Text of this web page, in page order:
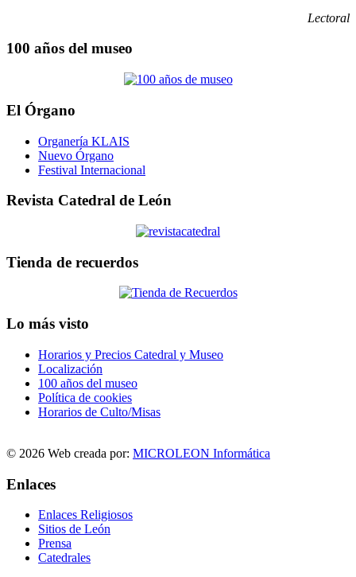
Lectoral
100 años del museo
El Órgano
Organería KLAIS
Nuevo Órgano
Festival Internacional
Revista Catedral de León
Tienda de recuerdos
Lo más visto
Horarios y Precios Catedral y Museo
Localización
100 años del museo
Política de cookies
Horarios de Culto/Misas
© 2026 Web creada por: MICROLEON Informática
Enlaces
Enlaces Religiosos
Sitios de León
Prensa
Catedrales